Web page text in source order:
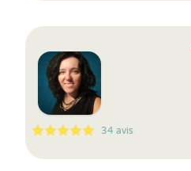
5
1
5
34 34 avis